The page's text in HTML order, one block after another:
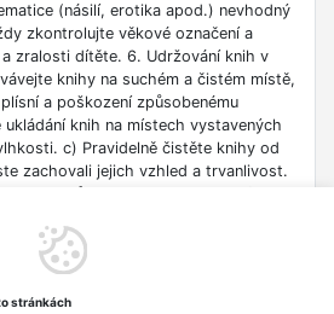
(násilí, erotika apod.) nevhodný
zkontrolujte věkové označení a
zralosti dítěte. 6. Udržování knih v
knihy na suchém a čistém místě,
a poškození způsobenému
knih na místech vystavených
c) Pravidelně čistěte knihy od
zachovali jejich vzhled a trvanlivost.
účely. b) Věnujte pozornost datu
v některých oblastech se rychle
buďte opatrní a dodržujte pravidla
stránkách